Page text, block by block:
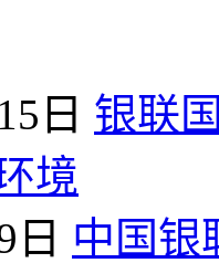
日 银联
境
日 中国银